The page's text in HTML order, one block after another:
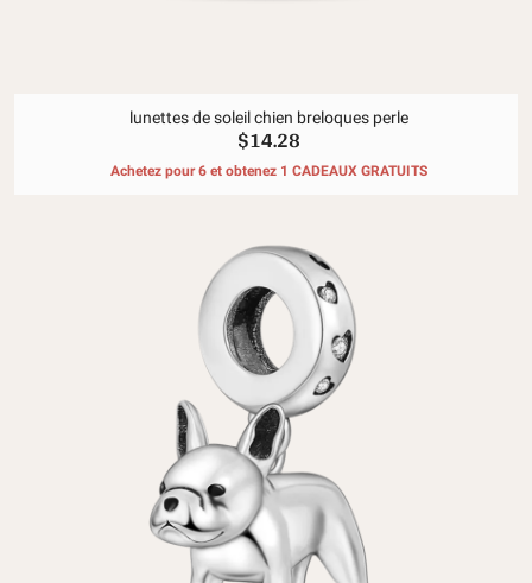
lunettes de soleil chien breloques perle
$14.28
Achetez pour 6 et obtenez 1 CADEAUX GRATUITS